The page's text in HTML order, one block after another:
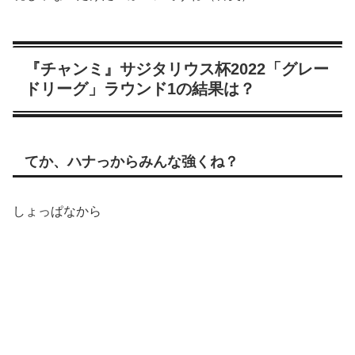
『チャンミ』サジタリウス杯2022「グレー
ドリーグ」ラウンド1の結果は？
てか、ハナっからみんな強くね？
しょっぱなから